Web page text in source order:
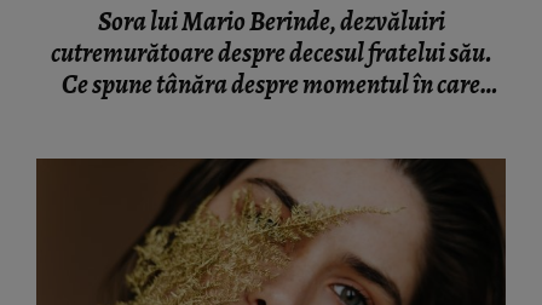
Sora lui Mario Berinde, dezvăluiri
cutremurătoare despre decesul fratelui său.
Ce spune tânăra despre momentul în care